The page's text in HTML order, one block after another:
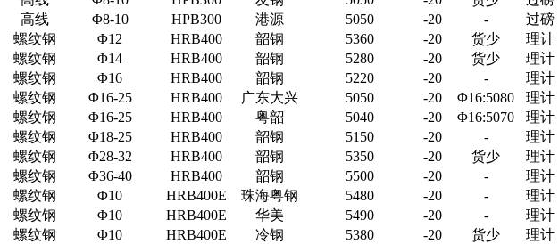
高线
Φ8-10 HPB300 港源 5050 -20 -
过磅
螺纹钢
Φ12 HRB400 韶钢 5360 -20 货少
理计
螺纹钢
Φ14 HRB400 韶钢 5280 -20 货少
理计
螺纹钢
Φ16 HRB400 韶钢 5220 -20 -
理计
螺纹钢
Φ16-25 HRB400 广东大兴 5050 -20 Φ16:5080
理计
螺纹钢
Φ16-25 HRB400 粤韶 5040 -20 Φ16:5070
理计
螺纹钢
Φ18-25 HRB400 韶钢 5150 -20 -
理计
螺纹钢
Φ28-32 HRB400 韶钢 5350 -20 货少
理计
螺纹钢
Φ36-40 HRB400 韶钢 5500 -20 -
理计
螺纹钢
Φ10 HRB400E 珠海粤钢 5480 -20 -
理计
螺纹钢
Φ10 HRB400E 华美 5490 -20 -
理计
螺纹钢
Φ10 HRB400E 冷钢 5380 -20 货少
理计